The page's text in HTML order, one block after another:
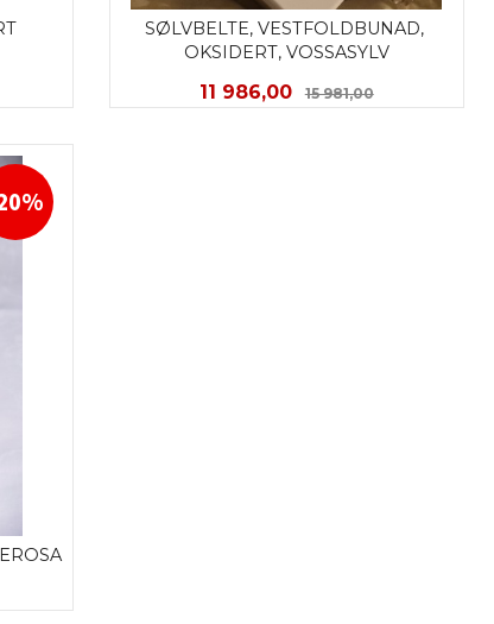
SØLVBELTE, VESTFOLDBUNAD,
OKSIDERT, VOSSASYLV
Tilbud
11 986,00 15 981,00Rabatt